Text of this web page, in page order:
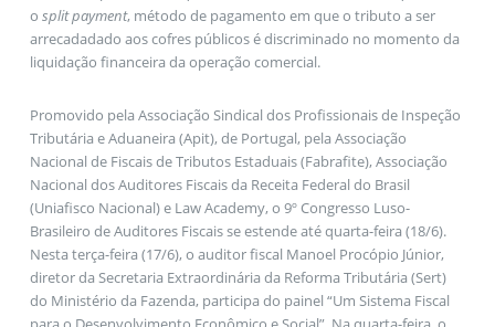
o split payment, método de pagamento em que o tributo a ser
arrecadadado aos cofres públicos é discriminado no momento da
liquidação financeira da operação comercial.
Promovido pela Associação Sindical dos Profissionais de Inspeção
Tributária e Aduaneira (Apit), de Portugal, pela Associação
Nacional de Fiscais de Tributos Estaduais (Fabrafite), Associação
Nacional dos Auditores Fiscais da Receita Federal do Brasil
(Uniafisco Nacional) e Law Academy, o 9º Congresso Luso-
Brasileiro de Auditores Fiscais se estende até quarta-feira (18/6).
Nesta terça-feira (17/6), o auditor fiscal Manoel Procópio Júnior,
diretor da Secretaria Extraordinária da Reforma Tributária (Sert)
do Ministério da Fazenda, participa do painel “Um Sistema Fiscal